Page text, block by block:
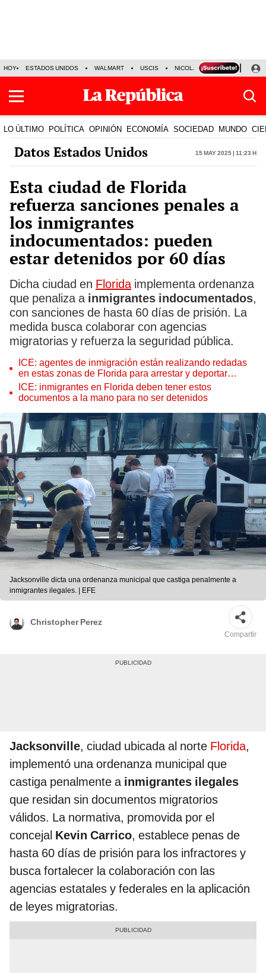
HOY ESTADOS UNIDOS WALMART USCIS NICOLÁS MADURO P-8
LO ÚLTIMO POLÍTICA OPINIÓN ECONOMÍA SOCIEDAD MUNDO
Datos Estados Unidos 15 May 2025 | 11:23 h
Esta ciudad de Florida
refuerza sanciones penales a
los inmigrantes
indocumentados: pueden
estar detenidos por 60 días
Dicha ciudad en Floridaimplementa ordenanza
que penaliza a inmigrantes indocumentados,
con sanciones de hasta 60 días de prisión. La
medida busca colaborar con agencias
migratorias y refuerza la seguridad pública.
ICE: agentes de inmigración están realizando redadas
en estas zonas de Florida para arrestar y deportar
inmigrantes de EEUU
ICE: inmigrantes en Florida deben tener estos
documentos a la mano para no ser detenidos
Jacksonville dicta una ordenanza municipal que castiga penalmente a
inmigrantes ilegales. | EFE
Christopher Perez
Compartir
Jacksonville, ciudad ubicada al norte Florida,
implementó una ordenanza municipal que
castiga penalmente a inmigrantes ilegales
que residan sin documentos migratorios
válidos. La normativa, promovida por el
concejal Kevin Carrico, establece penas de
hasta 60 días de prisión para los infractores y
busca fortalecer la colaboración con las
agencias estatales y federales en la aplicación
de leyes migratorias.